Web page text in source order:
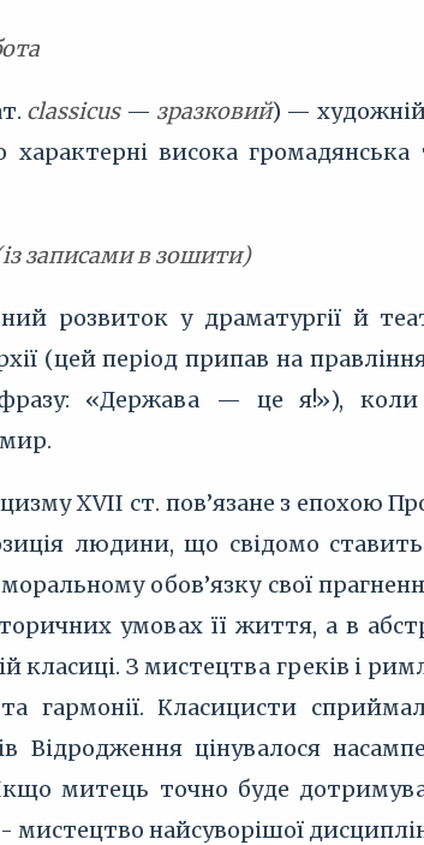
classicus— зразковий) — художній
характерні висока
записами в зошити)
розвиток у драматургії й
(цей період припав на
«Держава — це я!»), коли
XVII ст. пов’язане з епохою
людини, що свідомо
обов’язку свої
умовах її життя, а в
класиці. З мистецтва греків і
гармонії. Класицисти
Відродження цінувалося
митець точно буде
найсуворішої